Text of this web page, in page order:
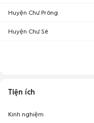
Huyện Chư Prông
Huyện Chư Sê
Tiện ích
Kinh nghiệm